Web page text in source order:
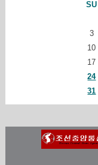
SU
3
10
17
24
31